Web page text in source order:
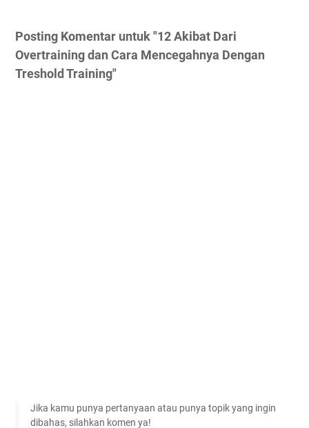
Posting Komentar untuk "12 Akibat Dari
Overtraining dan Cara Mencegahnya Dengan
Treshold Training"
Jika kamu punya pertanyaan atau punya topik yang ingin
dibahas, silahkan komen ya!